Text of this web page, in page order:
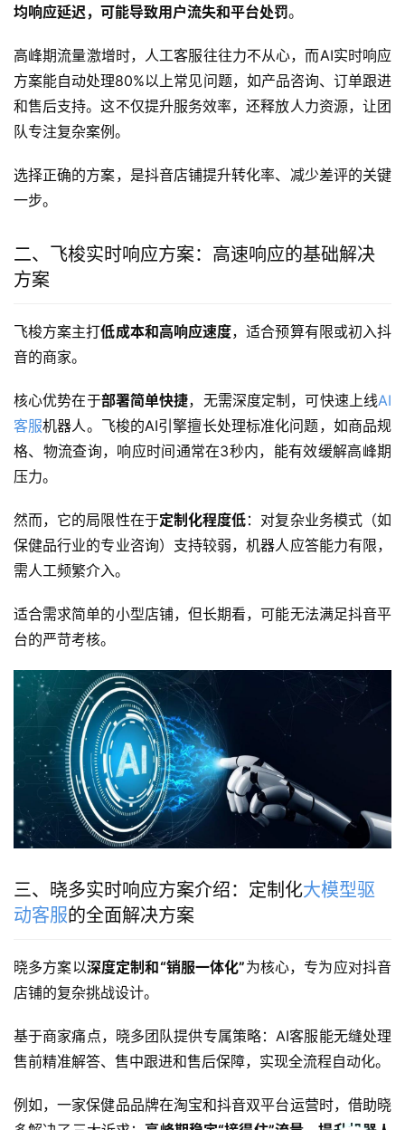
均响应延迟，可能导致用户流失和平台处罚。
高峰期流量激增时，人工客服往往力不从心，而AI实时响应
方案能自动处理80%以上常见问题，如产品咨询、订单跟进
和售后支持。这不仅提升服务效率，还释放人力资源，让团
队专注复杂案例。
选择正确的方案，是抖音店铺提升转化率、减少差评的关键
一步。
二、飞梭实时响应方案：高速响应的基础解决
方案
飞梭方案主打低成本和高响应速度，适合预算有限或初入抖
音的商家。
核心优势在于部署简单快捷，无需深度定制，可快速上线AI
客服机器人。飞梭的AI引擎擅长处理标准化问题，如商品规
格、物流查询，响应时间通常在3秒内，能有效缓解高峰期
压力。
然而，它的局限性在于定制化程度低：对复杂业务模式（如
保健品行业的专业咨询）支持较弱，机器人应答能力有限，
需人工频繁介入。
适合需求简单的小型店铺，但长期看，可能无法满足抖音平
台的严苛考核。
三、晓多实时响应方案介绍：定制化大模型驱
动客服的全面解决方案
晓多方案以深度定制和“销服一体化”为核心，专为应对抖音
店铺的复杂挑战设计。
基于商家痛点，晓多团队提供专属策略：AI客服能无缝处理
售前精准解答、售中跟进和售后保障，实现全流程自动化。
例如，一家保健品品牌在淘宝和抖音双平台运营时，借助晓